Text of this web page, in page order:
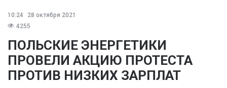
10:24
28 октября 2021
4255
ПОЛЬСКИЕ ЭНЕРГЕТИКИ
ПРОВЕЛИ АКЦИЮ ПРОТЕСТА
ПРОТИВ НИЗКИХ ЗАРПЛАТ